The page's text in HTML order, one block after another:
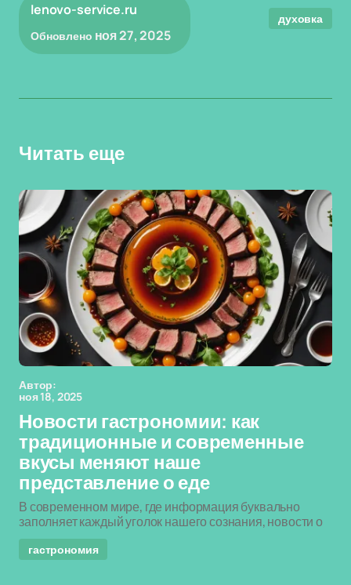
lenovo-service.ru
Обновлено ноя 27, 2025
духовка
Читать еще
Автор:
ноя 18, 2025
Новости гастрономии: как
традиционные и современные
вкусы меняют наше
представление о еде
В современном мире, где информация буквально
заполняет каждый уголок нашего сознания, новости о
гастрономия